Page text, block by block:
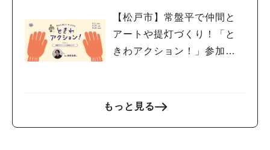
【松戸市】常盤平で仲間と
アートや提灯づくり！「と
きわアクション！」参加者
もっと見る